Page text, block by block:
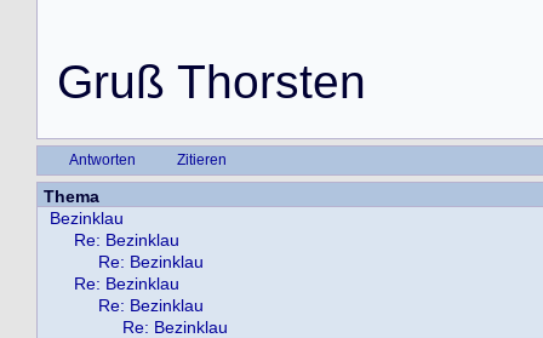
Gruß Thorsten
Antworten Zitieren
Thema
Bezinklau
Re: Bezinklau
Re: Bezinklau
Re: Bezinklau
Re: Bezinklau
Re: Bezinklau